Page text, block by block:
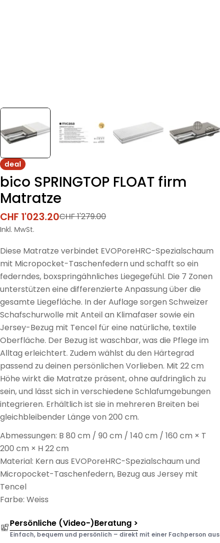
deal
bico SPRINGTOP FLOAT firm
Matratze
Verkaufspreis
CHF 1'023.20
Regulärer
Preis
CHF 1'279.00
Inkl. MwSt.
Diese Matratze verbindet EVOPoreHRC-Spezialschaum
mit Micropocket-Taschenfedern und schafft so ein
federndes, boxspringähnliches Liegegefühl. Die 7 Zonen
unterstützen eine differenzierte Anpassung über die
gesamte Liegefläche. In der Auflage sorgen Schweizer
Schafschurwolle mit Anteil an Klimafaser sowie ein
Jersey-Bezug mit Tencel für eine natürliche, textile
Oberfläche. Der Bezug ist waschbar, was die Pflege im
Alltag erleichtert. Zudem wählst du den Härtegrad
passend zu deinen persönlichen Vorlieben. Mit 22 cm
Höhe wirkt die Matratze präsent, ohne aufdringlich zu
sein, und lässt sich in verschiedene Schlafumgebungen
integrieren. Erhältlich ist sie in mehreren Breiten bei
gleichbleibender Länge von 200 cm.
Abmessungen: B 80 cm / 90 cm / 140 cm / 160 cm × T
200 cm × H 22 cm
Material: Kern aus EVOPoreHRC-Spezialschaum und
Micropocket-Taschenfedern, Bezug aus Jersey mit
Tencel
Farbe: Weiss
Persönliche (Video-)Beratung >
Einfach, bequem und persönlich – direkt mit einer Fachperson aus